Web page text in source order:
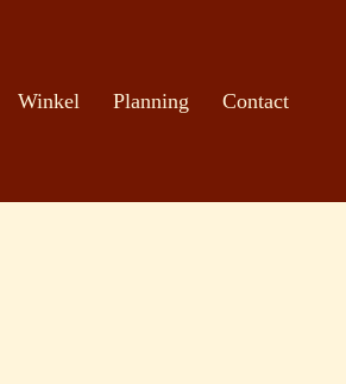
Winkel Planning Contact